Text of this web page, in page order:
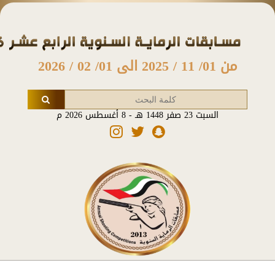
من 01/ 11 / 2025 الى 01/ 02 / 2026
السبت 23 صفر 1448 هـ - 8 أغسطس 2026 م